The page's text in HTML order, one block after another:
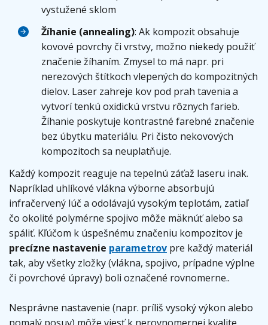
vystužené sklom
Žíhanie (annealing): Ak kompozit obsahuje
kovové povrchy či vrstvy, možno niekedy použiť
značenie žíhaním. Zmysel to má napr. pri
nerezových štítkoch vlepených do kompozitných
dielov. Laser zahreje kov pod prah tavenia a
vytvorí tenkú oxidickú vrstvu rôznych farieb.
Žíhanie poskytuje kontrastné farebné značenie
bez úbytku materiálu. Pri čisto nekovových
kompozitoch sa neuplatňuje.
Každý kompozit reaguje na tepelnú záťaž laseru inak.
Napríklad uhlíkové vlákna výborne absorbujú
infračervený lúč a odolávajú vysokým teplotám, zatiaľ
čo okolité polymérne spojivo môže mäknúť alebo sa
spáliť. Kľúčom k úspešnému značeniu kompozitov je
precízne nastavenie parametrov pre každý materiál
tak, aby všetky zložky (vlákna, spojivo, prípadne výplne
či povrchové úpravy) boli označené rovnomerne..
Nesprávne nastavenie (napr. príliš vysoký výkon alebo